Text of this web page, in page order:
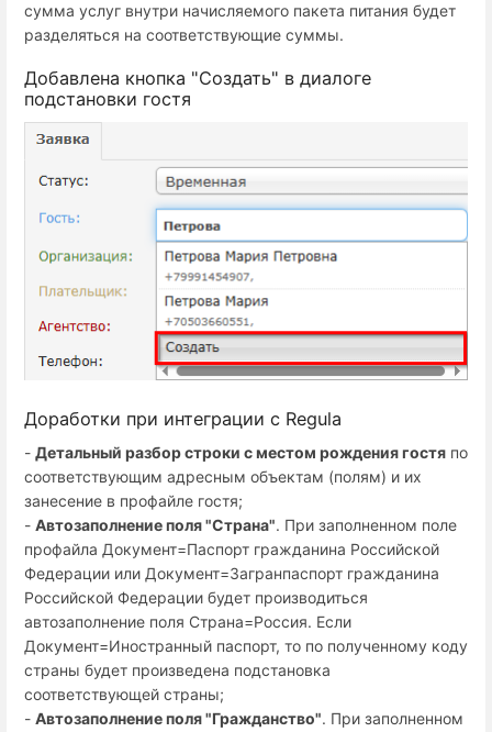
сумма услуг внутри начисляемого пакета питания будет
разделяться на соответствующие суммы.
Добавлена кнопка "Создать" в диалоге
подстановки гостя
Доработки при интеграции с Regula
- Детальный разбор строки с местом рождения гостя по
соответствующим адресным объектам (полям) и их
занесение в профайле гостя;
- Автозаполнение поля "Страна". При заполненном поле
профайла Документ=Паспорт гражданина Российской
Федерации или Документ=Загранпаспорт гражданина
Российской Федерации будет производиться
автозаполнение поля Страна=Россия. Если
Документ=Иностранный паспорт, то по полученному коду
страны будет произведена подстановка
соответствующей страны;
- Автозаполнение поля "Гражданство". При заполненном